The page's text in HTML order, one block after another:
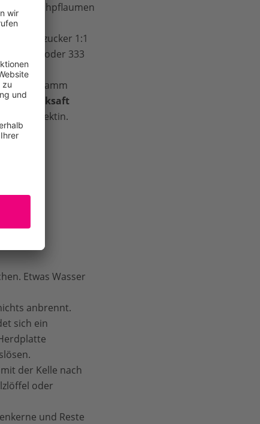
oder Kirschpflaumen
Gelierzucker 1:1
2:1 oder 333
1 Kilogramm
Birnendicksaft
Apfelpektin.
Etwas Wasser
anbrennt.
sich ein
der Kelle nach
oder
und Reste